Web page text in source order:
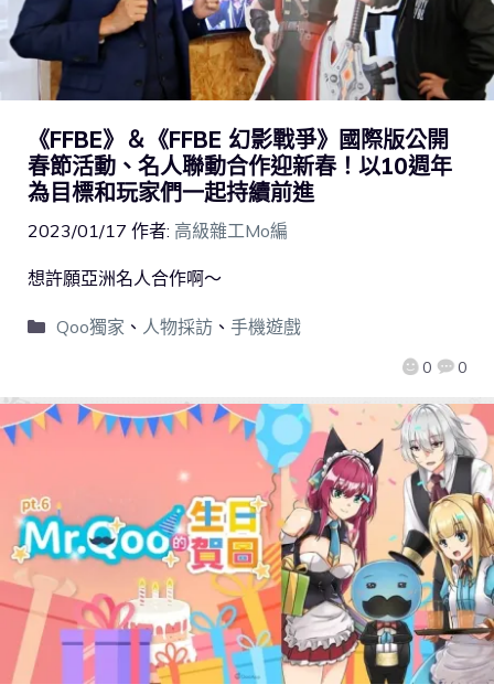
《FFBE》＆《FFBE 幻影戰爭》國際版公開
春節活動、名人聯動合作迎新春！以10週年
為目標和玩家們一起持續前進
2023/01/17 作者: 高級雜工Mo編
0 0
想許願亞洲名人合作啊～
Qoo獨家 、 人物採訪、 手機遊戲